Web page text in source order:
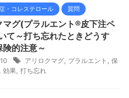
・コレステロール 質問
マグ(プラルエント®皮下注ペ
て～打ち忘れたときどうす
険的注意～
アリロクマグ プラルエント
保
効果 打ち忘れ